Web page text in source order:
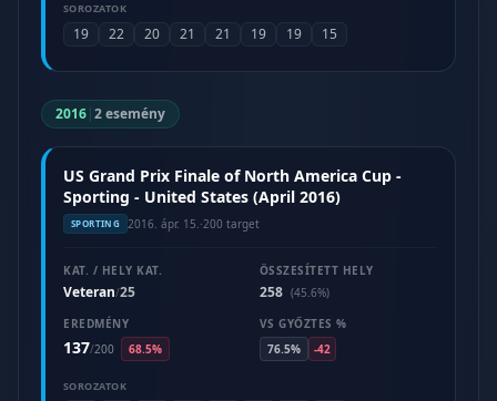
SOROZATOK
19 22 20 21 21 19 19 15
2016|2 esemény
US Grand Prix Finale of North America Cup -
Sporting - United States (April 2016)
SPORTING 2016. ápr. 15. ·200 target
KAT. / HELY KAT.
Veteran/25
ÖSSZESÍTETT HELY
258 (45.6%)
EREDMÉNY
137/200 68.5%
VS GYŐZTES %
76.5%
-42
SOROZATOK